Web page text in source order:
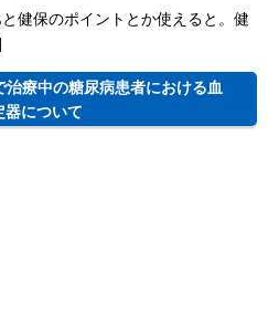
健保のポイントとか使えると。健
療中の糖尿病患者における血
器について